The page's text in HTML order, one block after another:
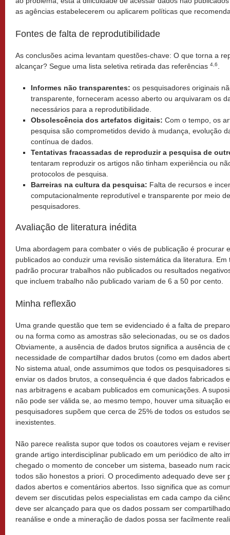
as agências estabelecerem ou aplicarem políticas que
Fontes de falta de reprodutibilidade
As conclusões acima levantam questões-chave: O que torna a
alcançar? Segue uma lista seletiva retirada das referências 4,6
Informes não transparentes: os pesquisadores originais
transparente, forneceram acesso aberto ou arquivaram os
necessários para a reprodutibilidade.
Obsolescência dos artefatos digitais: Com o tempo, os
pesquisa são comprometidos devido à mudança, evolução
contínua de dados.
Tentativas fracassadas de reproduzir a pesquisa de
tentaram reproduzir os artigos não tinham experiência ou
protocolos de pesquisa.
Barreiras na cultura da pesquisa: Falta de recursos e
computacionalmente reprodutível e transparente por meio
pesquisadores.
Avaliação de literatura inédita
Uma abordagem para combater o viés de publicação é procurar
publicados ao conduzir uma revisão sistemática da literatura.
padrão procurar trabalhos não publicados ou resultados
que incluem trabalho não publicado variam de 6 a 50 por cento.
Minha reflexão
Uma grande questão que tem se evidenciado é a falta de
ou na forma como as amostras são selecionadas, ou se os
Obviamente, a ausência de dados brutos significa a ausência de
necessidade de compartilhar dados brutos (como em dados
No sistema atual, onde assumimos que todos os pesquisadores
enviar os dados brutos, a consequência é que dados fabricados
nas arbitragens e acabam publicados em comunicações. A
não pode ser válida se, ao mesmo tempo, houver uma situação
pesquisadores supõem que cerca de 25% de todos os estudos
inexistentes.
Não parece realista supor que todos os coautores vejam e
grande artigo interdisciplinar publicado em um periódico de alto
chegado o momento de conceber um sistema, baseado num
todos são honestos a priori. O procedimento adequado deve ser
dados abertos e comentários abertos. Isso significa que as
devem ser discutidas pelos especialistas em cada campo da
deve ser alcançado para que os dados possam ser
reanálise e onde a mineração de dados possa ser facilmente